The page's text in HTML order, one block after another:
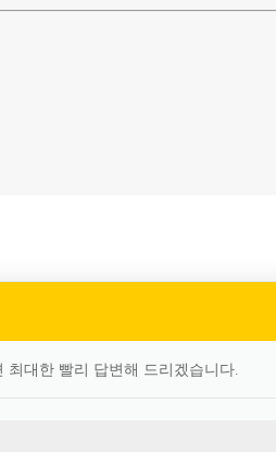
대한 빨리 답변해 드리겠습니다.